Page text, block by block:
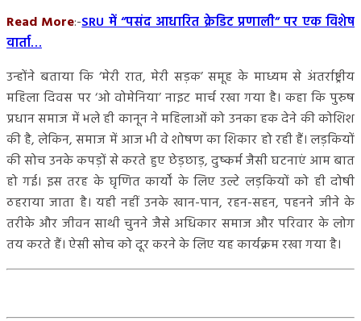
Read More:-SRU में “पसंद आधारित क्रेडिट प्रणाली” पर एक विशेष
वार्ता…
उन्होंने बताया कि ‘मेरी रात, मेरी सड़क’ समूह के माध्यम से अंतर्राष्ट्रीय
महिला दिवस पर ‘ओ वोमेनिया’ नाइट मार्च रखा गया है। कहा कि पुरुष
प्रधान समाज में भले ही कानून ने महिलाओं को उनका हक देने की कोशिश
की है, लेकिन, समाज में आज भी वे शोषण का शिकार हो रही हैं। लड़कियों
की सोच उनके कपड़ों से करते हुए छेड़छाड़, दुष्कर्म जैसी घटनाएं आम बात
हो गई। इस तरह के घृणित कार्यों के लिए उल्टे लड़कियों को ही दोषी
ठहराया जाता है। यही नहीं उनके खान-पान, रहन-सहन, पहनने जीने के
तरीके और जीवन साथी चुनने जैसे अधिकार समाज और परिवार के लोग
तय करते हैं। ऐसी सोच को दूर करने के लिए यह कार्यक्रम रखा गया है।